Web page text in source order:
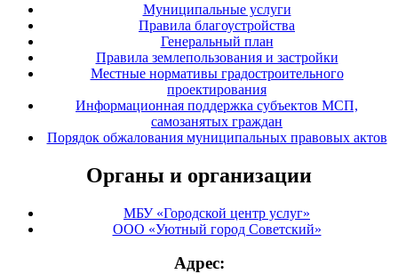
Муниципальные услуги
Правила благоустройства
Генеральный план
Правила землепользования и застройки
Местные нормативы градостроительного
проектирования
Информационная поддержка субъектов МСП,
самозанятых граждан
Порядок обжалования муниципальных правовых актов
Органы и организации
МБУ «Городской центр услуг»
ООО «Уютный город Советский»
Адрес: